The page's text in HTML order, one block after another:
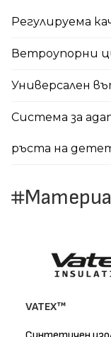
Регулируема
Ветроупорни
Универсален
Система за
ръста на
VATEX™